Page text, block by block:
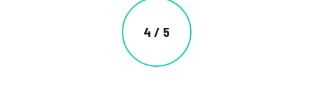
4 / 5